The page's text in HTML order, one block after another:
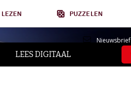
PUZZELEN
Nieuwsbrief
LEES DIGITAAL